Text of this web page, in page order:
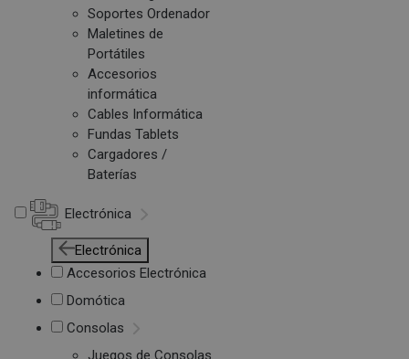
Soportes Ordenador
Maletines de
Portátiles
Accesorios
informática
Cables Informática
Fundas Tablets
Cargadores /
Baterías
Electrónica
Electrónica
Accesorios Electrónica
Domótica
Consolas
Juegos de Consolas